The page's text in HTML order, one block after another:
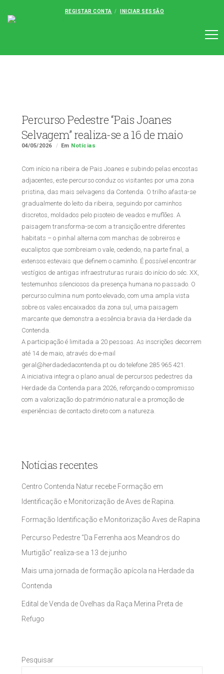
REGISTAR CONTA INICIAR SESSÃO
Percurso Pedestre “Pais Joanes
Selvagem” realiza-se a 16 de maio
04/05/2026 Em Notícias
Com início na ribeira de Pais Joanes e subindo pelas encostas
adjacentes, este percurso conduz os visitantes por uma zona
pristina, das mais selvagens da Contenda. O trilho afasta-se
gradualmente do leito da ribeira, seguindo por caminhos
discretos, moldados pelo pisoteio de veados e muflões. A
paisagem transforma-se com a transição entre diferentes
habitats – o pinhal alterna com manchas de sobreiros e
eucaliptos que sombreiam o vale, cedendo, na parte final, a
extensos estevais que definem o caminho. É possível encontrar
vestígios de antigas infraestruturas rurais do início do séc. XX,
testemunhos silenciosos da presença humana no passado. O
percurso culmina num ponto elevado, com uma ampla vista
sobre os vales encaixados da zona sul, uma paisagem
marcante que demonstra a essência bravia da Herdade da
Contenda.
A participação é limitada a 20 pessoas. As inscrições decorrem
até 14 de maio, através do e-mail
geral@herdadedacontenda.pt ou do telefone 285 965 421.
A iniciativa integra o plano anual de percursos pedestres da
Herdade da Contenda para 2026, reforçando o compromisso
com a valorização do património natural e a promoção de
experiências de contacto direto com a natureza.
Notícias recentes
Centro Contenda Natur recebe Formação em
Identificação e Monitorização de Aves de Rapina.
Formação Identificação e Monitorização Aves de Rapina
Percurso Pedestre “Da Ferrenha aos Meandros do
Murtigão” realiza-se a 13 de junho
Mais uma jornada de formação apícola na Herdade da
Contenda
Edital de Venda de Ovelhas da Raça Merina Preta de
Refugo
Pesquisar